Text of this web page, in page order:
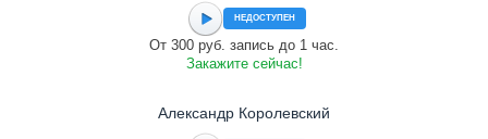
НЕДОСТУПЕН
От 300 руб. запись до 1 час.
Закажите сейчас!
Александр Королевский